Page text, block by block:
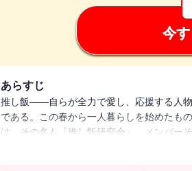
今
あらすじ
推し飯――自らが全力で愛し、応援する人
である。この春から一人暮らしを始めたも
は、その名も『推し飯研究会』。メンバー
りのうえ食し、「推し」がいかに尊いのか